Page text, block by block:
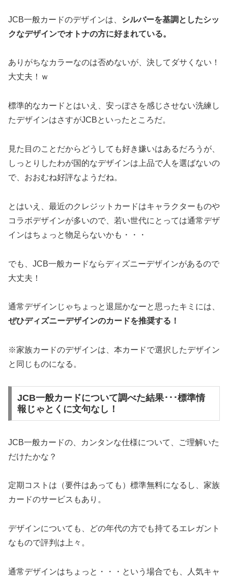
JCB一般カードのデザインは、 シルバーを基調としたシッ
クなデザインでオトナの方に好まれている。
ありがちなカラーなのは否めないが、決してダサくない！
大丈夫！ｗ
標準的なカードとはいえ、安っぽさを感じさせない洗練し
たデザインはさすがJCBといったところだ。
見た目のことだからどうしても好き嫌いはあるだろうが、
しっとりしたわが国的なデザインは上品で人を選ばないの
で、おおむね好評なようだね。
とはいえ、最近のクレジットカードはキャラクターものや
コラボデザインが多いので、若い世代にとっては通常デザ
インはちょっと物足らないかも・・・
でも、JCB一般カードならディズニーデザインがあるので
大丈夫！
通常デザインじゃちょっと退屈かなーと思ったキミには、
ぜひディズニーデザインのカードを推奨する！
※家族カードのデザインは、本カードで選択したデザイン
と同じものになる。
JCB一般カードについて調べた結果･･･標準情
報じゃとくに文句なし！
JCB一般カードの、カンタンな仕様について、ご理解いた
だけたかな？
定期コストは（要件はあっても）標準無料になるし、家族
カードのサービスもあり。
デザインについても、どの年代の方でも持てるエレガント
なもので評判は上々。
通常デザインはちょっと・・・という場合でも、人気キャ